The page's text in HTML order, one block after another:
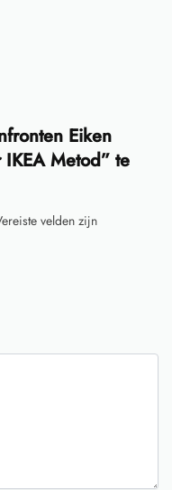
Eiken
Metod” te
velden zijn